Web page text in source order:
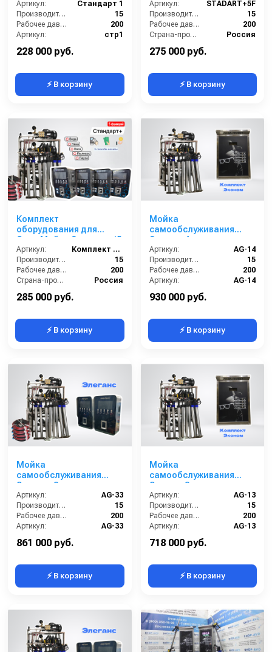
Артикул:
Стандарт 1
Производительность (л/мин):
15
Рабочее давление (бар):
200
Артикул:
стр1
228 000 руб.
⚡ В корзину
Артикул:
STADART+5F
Производительность (л/мин):
15
Рабочее давление (бар):
200
Страна-производитель:
Россия
275 000 руб.
⚡ В корзину
Комплект
оборудования для
СамоМойки Элеганс+ (5
функции)
Артикул:
Комплект оборудования для МСО
Производительность (л/мин):
15
Рабочее давление (бар):
200
Страна-производитель:
Россия
285 000 руб.
⚡ В корзину
Мойка
самообслуживания
Эконом 4 поста
Артикул:
AG-14
Производительность (л/мин):
15
Рабочее давление (бар):
200
Артикул:
AG-14
930 000 руб.
⚡ В корзину
Мойка
самообслуживания
Элеганс 3 поста
Артикул:
AG-33
Производительность (л/мин):
15
Рабочее давление (бар):
200
Артикул:
AG-33
861 000 руб.
⚡ В корзину
Мойка
самообслуживания
Эконом 3 поста
Артикул:
AG-13
Производительность (л/мин):
15
Рабочее давление (бар):
200
Артикул:
AG-13
718 000 руб.
⚡ В корзину